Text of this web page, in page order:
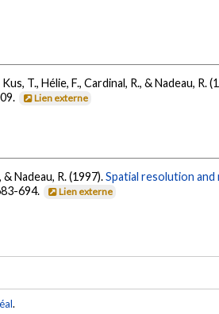
T., Hélie, F., Cardinal, R., & Nadeau, R.
Lien externe
& Nadeau, R. (1997).Spatial resolution
694. Lien externe
.